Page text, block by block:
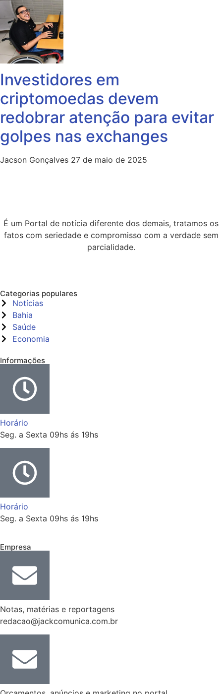
Investidores em
criptomoedas devem
redobrar atenção para evitar
golpes nas exchanges
Jacson Gonçalves 27 de maio de 2025
É um Portal de notícia diferente dos demais, tratamos os
fatos com seriedade e compromisso com a verdade sem
parcialidade.
Categorias populares
Notícias
Bahia
Saúde
Economia
Informações
Horário
Seg. a Sexta 09hs ás 19hs
Horário
Seg. a Sexta 09hs ás 19hs
Empresa
Notas, matérias e reportagens
redacao@jackcomunica.com.br